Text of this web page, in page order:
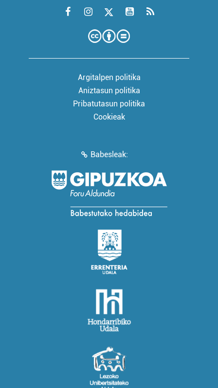
Argitalpen politika
Aniztasun politika
Pribatutasun politika
Cookieak
Babesleak: